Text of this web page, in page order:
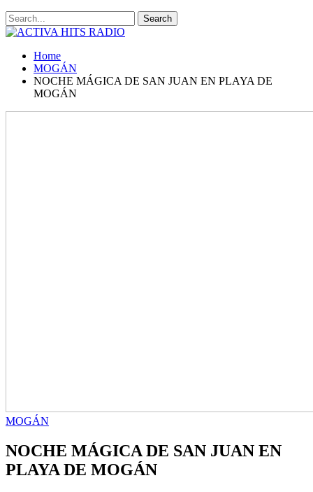
Home
MOGÁN
NOCHE MÁGICA DE SAN JUAN EN PLAYA DE
MOGÁN
MOGÁN
NOCHE MÁGICA DE SAN JUAN EN
PLAYA DE MOGÁN